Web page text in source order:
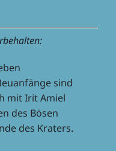
sind
mit Irit Amiel
des Bösen
des Kraters.